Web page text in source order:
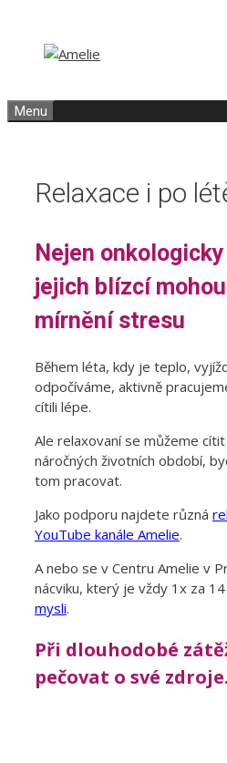
obsah
obsah
Menu
Relaxace i po
Nejen
jejich blízcí
mírnění stresu
Během léta, kdy je teplo,
odpočíváme, aktivně
cítili lépe.
Ale relaxovaní se můžeme
náročných životních období,
tom pracovat.
Jako podporu najdete různá
YouTube kanále Amelie.
A nebo se v Centru Amelie v
nácviku, který je vždy 1x za 14
mysli.
Při dlouhodobé
pečovat o své zdroje.